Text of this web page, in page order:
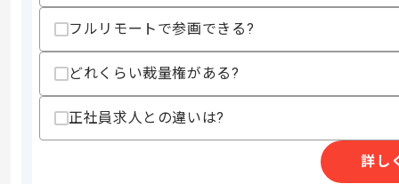
精算条件
精算基準時間
140時間〜180時間
支払いサイト
フルリモートで参画できる?
どれくらい裁量権がある?
正社員求人との違いは?
詳し